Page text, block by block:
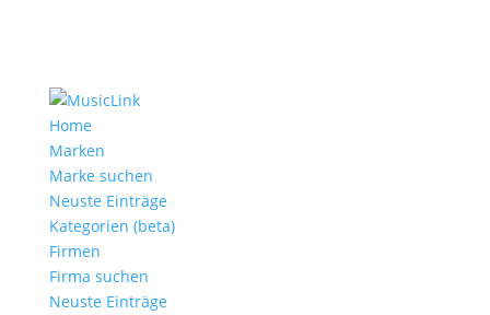
Home
Marken
Marke suchen
Neuste Einträge
Kategorien (beta)
Firmen
Firma suchen
Neuste Einträge